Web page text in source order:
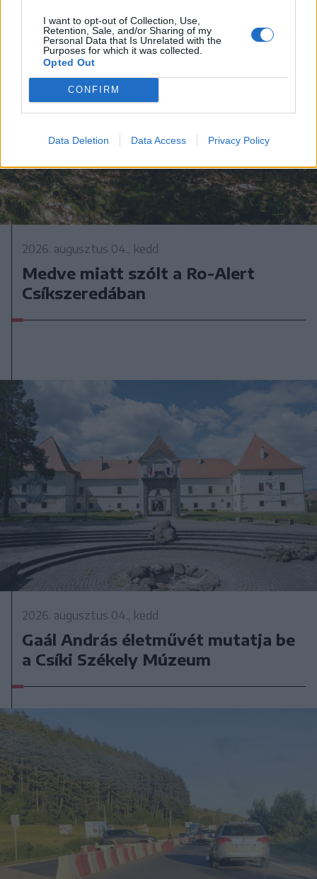
I want to opt-out of Collection, Use,
Retention, Sale, and/or Sharing of my
Personal Data that Is Unrelated with the
Purposes for which it was collected.
Opted Out
CONFIRM
Data Deletion Data Access Privacy Policy
2026. augusztus 04., kedd
Medve miatt szólt a Ro-Alert
Csíkszeredában
2026. augusztus 04., kedd
Gaál András életművét mutatja be
a Csíki Székely Múzeum